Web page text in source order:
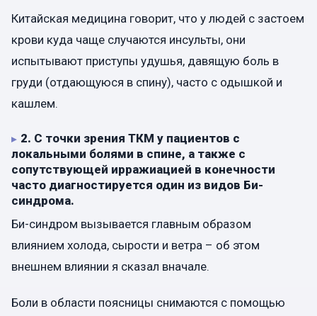
Китайская медицина говорит, что у людей с застоем
крови куда чаще случаются инсульты, они
испытывают приступы удушья, давящую боль в
груди (отдающуюся в спину), часто с одышкой и
кашлем.
2. С точки зрения ТКМ у пациентов с
локальными болями в спине, а также с
сопутствующей ирражиацией в конечности
часто диагностируется один из видов Би-
синдрома.
Би-синдром вызывается главным образом
влиянием холода, сырости и ветра – об этом
внешнем влиянии я сказал вначале.
Боли в области поясницы снимаются с помощью